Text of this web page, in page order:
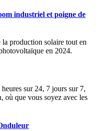
industriel et poigne de
production solaire tout en
en 2024.
sur 24, 7 jours sur 7,
où que vous soyez avec les